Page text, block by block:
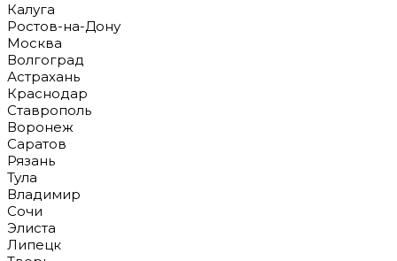
Калуга
Ростов-на-Дону
Москва
Волгоград
Астрахань
Краснодар
Ставрополь
Воронеж
Саратов
Рязань
Тула
Владимир
Сочи
Элиста
Липецк